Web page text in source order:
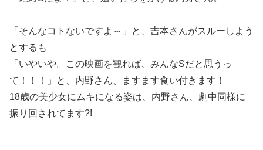
「そんなコトないですよ～」と、吉本さんがスルーしよう
とするも
「いやいや。この映画を観れば、みんなSだと思うっ
て！！！」と、内野さん、ますます食い付きます！
18歳の美少女にムキになる姿は、内野さん、劇中同様に
振り回されてます?!